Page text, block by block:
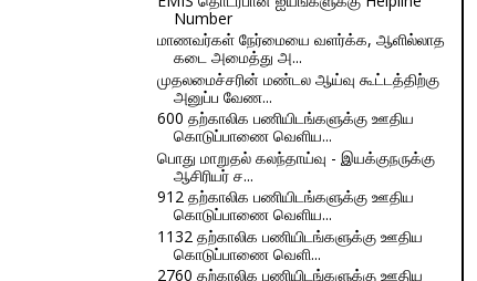
Number
மாணவர்கள் நேர்மையை வளர்க்க, ஆளில்லாத
கடை அமைத்து அ...
முதலமைச்சரின் மண்டல ஆய்வு கூட்டத்திற்கு
அனுப்ப வேண...
600 தற்காலிக பணியிடங்களுக்கு ஊதிய
கொடுப்பாணை வெளிய...
பொது மாறுதல் கலந்தாய்வு - இயக்குநருக்கு
ஆசிரியர் ச...
912 தற்காலிக பணியிடங்களுக்கு ஊதிய
கொடுப்பாணை வெளிய...
1132 தற்காலிக பணியிடங்களுக்கு ஊதிய
கொடுப்பாணை வெளி...
2760 தற்காலிக பணியிடங்களுக்கு ஊதிய